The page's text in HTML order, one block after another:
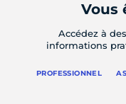
Vous
Accédez à
informations
PROFESSIONNEL